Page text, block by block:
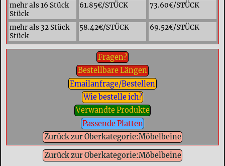
mehr als 16 Stück
Stück
61.85€/STÜCK 73.60€/STÜCK
mehr als 32 Stück
Stück
58.42€/STÜCK 69.52€/STÜCK
Fragen?
Bestellbare Längen
Emailanfrage/Bestellen
Wie bestelle ich?
Verwandte Produkte
Passende Platten
Zurück zur Oberkategorie:Möbelbeine
Zurück zur Oberkategorie:Möbelbeine